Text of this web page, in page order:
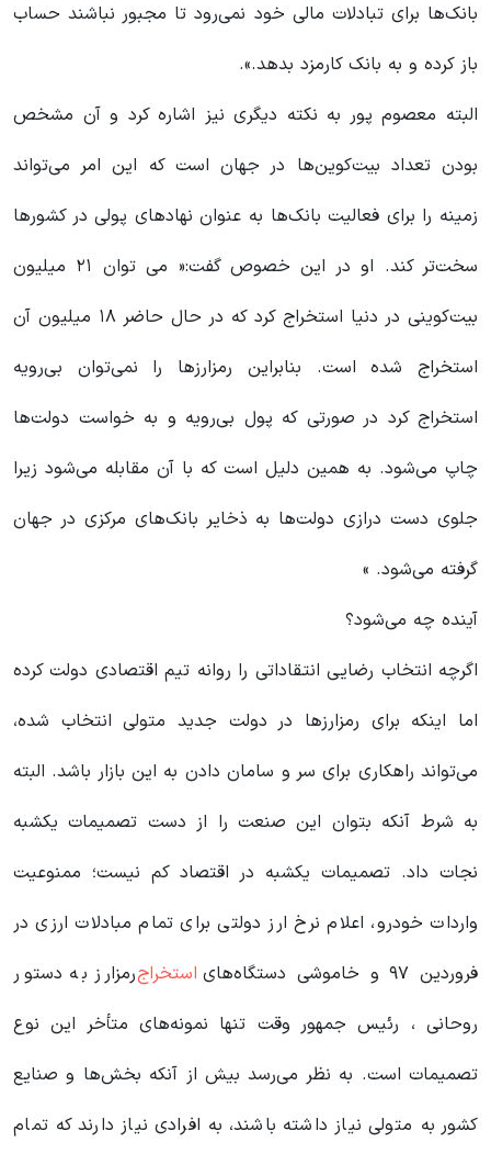
بانک‌ها برای تبادلات مالی خود نمی‌رود تا مجبور نباشند حساب
باز کرده و به بانک کارمزد بدهد.».
البته معصوم پور به نکته دیگری نیز اشاره کرد و آن مشخص
بودن تعداد بیت‌‌کوین‌ها در جهان است که این امر می‌تواند
زمینه را برای فعالیت بانک‌ها به عنوان نهادهای پولی در کشورها
سخت‌تر کند. او در این خصوص گفت:« می توان ٢١ میلیون
بیت‌کوینی در دنیا استخراج کرد که در حال حاضر ١٨ میلیون آن
استخراج شده است. بنابراین رمزارزها را نمی‌توان بی‌رویه
استخراج کرد در صورتی که پول بی‌رویه و به خواست دولت‌ها
چاپ می‌شود. به همین دلیل است که با آن مقابله می‌شود زیرا
جلوی دست درازی دولت‌ها به ذخایر بانک‌های مرکزی در جهان
گرفته می‌شود. »
آینده چه می‌شود؟
اگرچه انتخاب رضایی انتقاداتی را روانه تیم اقتصادی دولت کرده
اما اینکه برای رمزارزها در دولت جدید متولی انتخاب شده،
می‌تواند راهکاری برای سر و سامان دادن به این بازار باشد. البته
به شرط آنکه بتوان این صنعت را از دست تصمیمات یکشبه
نجات داد. تصمیمات یکشبه در اقتصاد کم نیست؛ ممنوعیت
واردات خودرو، اعلام نرخ ارز دولتی برای تمام مبادلات ارزی در
فروردین ٩٧ و خاموشی دستگاه‌های
استخراجرمز‌ارز به دستور
روحانی ، رئیس جمهور وقت تنها نمونه‌های متأخر این نوع
تصمیمات است. به نظر می‌رسد بیش از آنکه بخش‌ها و صنایع
کشور به متولی نیاز داشته باشند، به افرادی نیاز دارند که تمام